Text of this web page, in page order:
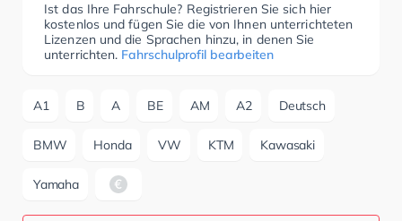
Ist das Ihre Fahrschule? Registrieren Sie sich hier
kostenlos und fügen Sie die von Ihnen unterrichteten
Lizenzen und die Sprachen hinzu, in denen Sie
unterrichten. Fahrschulprofil bearbeiten
A1 B A BE AM A2 Deutsch
BMW Honda VW KTM Kawasaki
Yamaha